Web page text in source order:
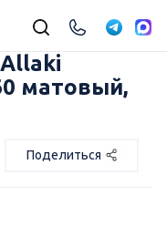
матовый,
Поделиться